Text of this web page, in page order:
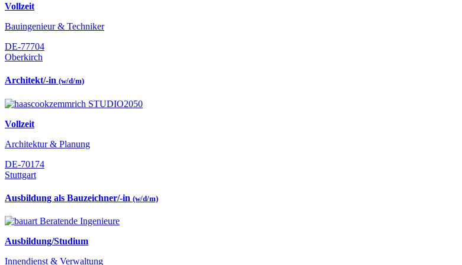
Vollzeit
Bauingenieur & Techniker
DE-77704
Oberkirch
Architekt/-in (w/d/m)
Vollzeit
Architektur & Planung
DE-70174
Stuttgart
Ausbildung als Bauzeichner/-in (w/d/m)
Ausbildung/Studium
Innendienst & Verwaltung